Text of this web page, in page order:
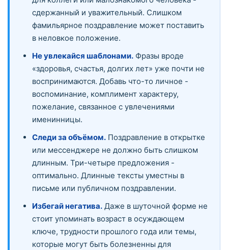
сдержанный и уважительный. Слишком
фамильярное поздравление может поставить
в неловкое положение.
Не увлекайся шаблонами. Фразы вроде
«здоровья, счастья, долгих лет» уже почти не
воспринимаются. Добавь что-то личное -
воспоминание, комплимент характеру,
пожелание, связанное с увлечениями
именинницы.
Следи за объёмом. Поздравление в открытке
или мессенджере не должно быть слишком
длинным. Три-четыре предложения -
оптимально. Длинные тексты уместны в
письме или публичном поздравлении.
Избегай негатива. Даже в шуточной форме не
стоит упоминать возраст в осуждающем
ключе, трудности прошлого года или темы,
которые могут быть болезненны для